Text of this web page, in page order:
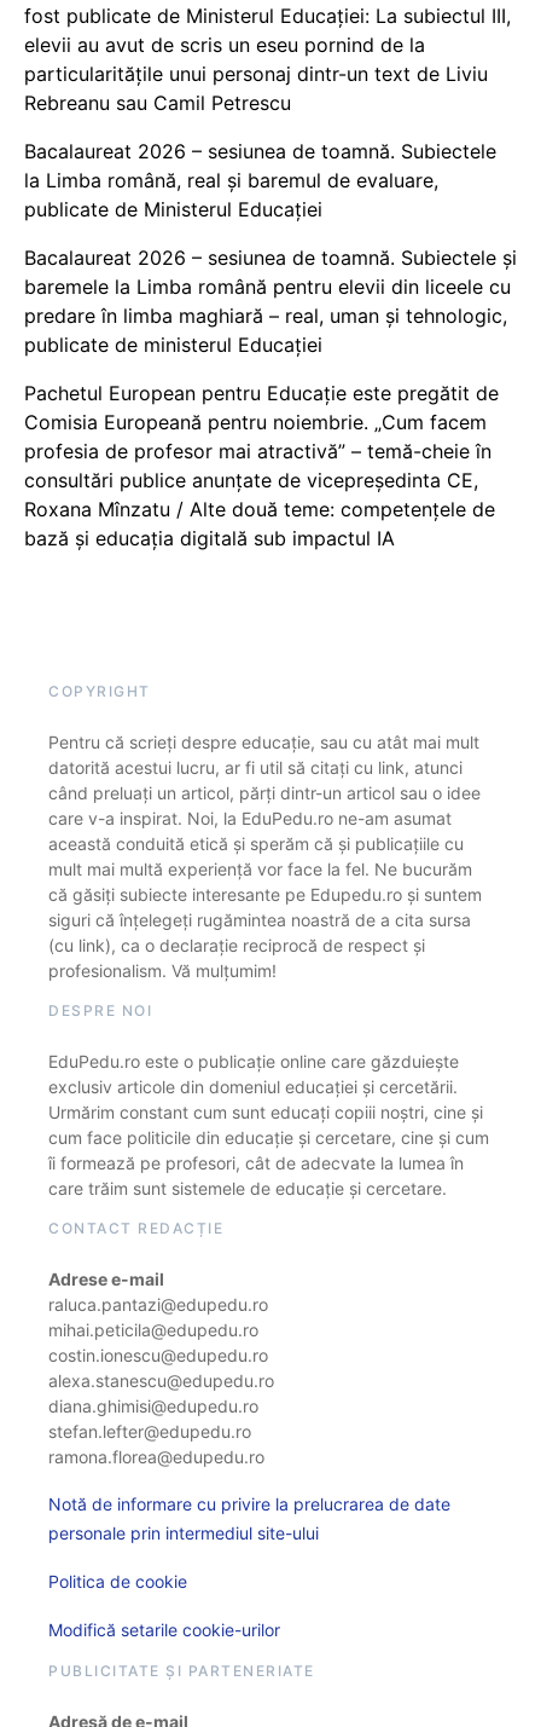
fost publicate de Ministerul Educației: La subiectul III,
elevii au avut de scris un eseu pornind de la
particularitățile unui personaj dintr-un text de Liviu
Rebreanu sau Camil Petrescu
Bacalaureat 2026 – sesiunea de toamnă. Subiectele
la Limba română, real și baremul de evaluare,
publicate de Ministerul Educației
Bacalaureat 2026 – sesiunea de toamnă. Subiectele și
baremele la Limba română pentru elevii din liceele cu
predare în limba maghiară – real, uman și tehnologic,
publicate de ministerul Educației
Pachetul European pentru Educație este pregătit de
Comisia Europeană pentru noiembrie. „Cum facem
profesia de profesor mai atractivă” – temă-cheie în
consultări publice anunțate de vicepreședinta CE,
Roxana Mînzatu / Alte două teme: competențele de
bază și educația digitală sub impactul IA
COPYRIGHT
Pentru că scrieți despre educație, sau cu atât mai mult
datorită acestui lucru, ar fi util să citați cu link, atunci
când preluați un articol, părți dintr-un articol sau o idee
care v-a inspirat. Noi, la EduPedu.ro ne-am asumat
această conduită etică și sperăm că și publicațiile cu
mult mai multă experiență vor face la fel. Ne bucurăm
că găsiți subiecte interesante pe Edupedu.ro și suntem
siguri că înțelegeți rugămintea noastră de a cita sursa
(cu link), ca o declarație reciprocă de respect și
profesionalism. Vă mulțumim!
DESPRE NOI
EduPedu.ro este o publicație online care găzduiește
exclusiv articole din domeniul educației și cercetării.
Urmărim constant cum sunt educați copiii noștri, cine și
cum face politicile din educație și cercetare, cine și cum
îi formează pe profesori, cât de adecvate la lumea în
care trăim sunt sistemele de educație și cercetare.
CONTACT REDACȚIE
Adrese e-mail
raluca.pantazi@edupedu.ro
mihai.peticila@edupedu.ro
costin.ionescu@edupedu.ro
alexa.stanescu@edupedu.ro
diana.ghimisi@edupedu.ro
stefan.lefter@edupedu.ro
ramona.florea@edupedu.ro
Notă de informare cu privire la prelucrarea de date
personale prin intermediul site-ului
Politica de cookie
Modifică setarile cookie-urilor
PUBLICITATE ȘI PARTENERIATE
Adresă de e-mail